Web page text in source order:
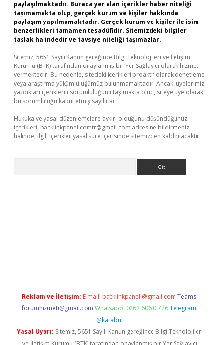
paylaşılmaktadır. Burada yer alan içerikler haber niteliği
taşımamakta olup, gerçek kurum ve kişiler hakkında
paylaşım yapılmamaktadır. Gerçek kurum ve kişiler ile isim
benzerlikleri tamamen tesadüfidir. Sitemizdeki bilgiler
taslak halindedir ve tavsiye niteliği taşımazlar.
Sitemiz, 5651 Sayılı Kanun gereğince Bilgi Teknolojileri ve İletişim
Kurumu (BTK) tarafından onaylanmış bir Yer Sağlayıcı olarak hizmet
vermektedir. Bu nedenle, sitedeki içerikleri proaktif olarak denetleme
veya araştırma yükümlülüğümüz bulunmamaktadır. Ancak, üyelerimiz
yazdıkları içeriklerin sorumluluğunu taşımakta olup, siteye üye olarak
bu sorumluluğu kabul etmiş sayılırlar.
Hukuka ve yasal düzenlemelere aykırı olduğunu düşündüğünüz
içerikleri, backlinkpanelicomtr@gmail.com adresine bildirmeniz
halinde, ilgili içerikler yasal süre içerisinde sitemizden kaldırılacaktır.
Reklam ve İletişim: E-mail: backlinkpaneli@gmail.com Teams:
forumhizmeti@gmail.com Whatsapp: 0262 606 0 726 Telegram:
@karabul
Yasal Uyarı: Sitemiz, 5651 Sayılı Kanun gereğince Bilgi Teknolojileri
ve İletişim Kurumu (BTK) tarafından onaylanmış bir Yer Sağlayıcı